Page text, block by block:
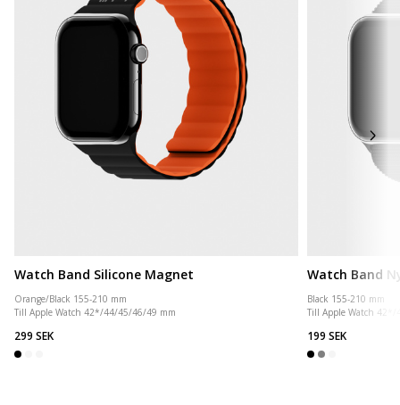
Watch Band Silicone Magnet
Orange/Black 155-210 mm
Till Apple Watch 42*/44/45/46/49 mm
299 SEK
Watch Band
Black 155-210 mm
Till Apple Watch
199 SEK